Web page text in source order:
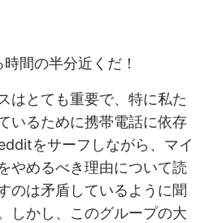
間の半分近くだ！
はとても重要で、特に私た
いるために携帯電話に依存
をサーフしながら、マイ
やめるべき理由について読
のは矛盾しているように聞
しかし、このグループの大